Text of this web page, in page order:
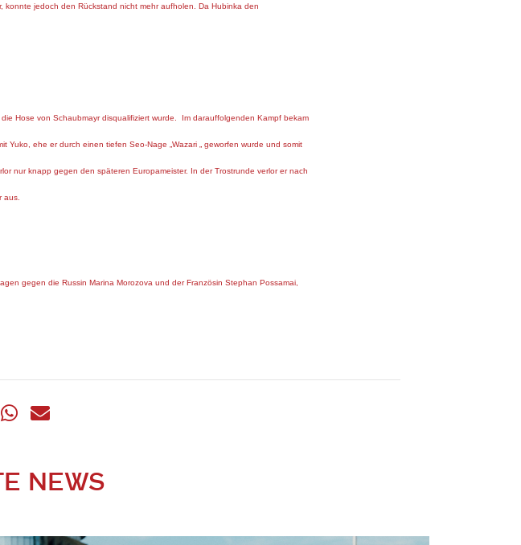
jedoch den Rückstand nicht mehr aufholen. Da Hubinka den
Hose von Schaubmayr disqualifiziert wurde. Im darauffolgenden Kampf bekam
ehe er durch einen tiefen Seo-Nage „Wazari „ geworfen wurde und somit
nur knapp gegen den späteren Europameister. In der Trostrunde verlor er nach
aus.
gegen die Russin Marina Morozova und der Französin Stephan Possamai,
NEWS